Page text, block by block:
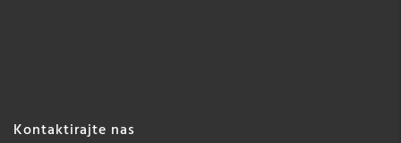
Kontaktirajte nas